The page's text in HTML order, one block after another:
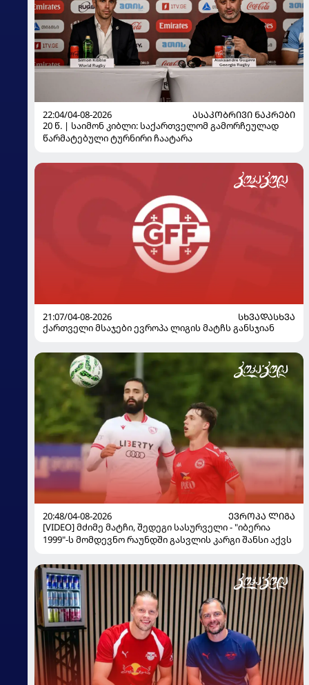
22:04/04-08-2026
ᲐᲡᲐᲙᲝᲑᲠᲘᲕᲘ ᲜᲐᲙᲠᲔᲑᲘ
20 წ. | საიმონ კიბლი: საქართველომ გამორჩეულად
წარმატებული ტურნირი ჩაატარა
21:07/04-08-2026
ᲡᲮᲕᲐᲓᲐᲡᲮᲕᲐ
ქართველი მსაჯები ევროპა ლიგის მატჩს განსჯიან
20:48/04-08-2026
ᲔᲕᲠᲝᲞᲐ ᲚᲘᲒᲐ
[VIDEO] მძიმე მატჩი, შედეგი სასურველი - "იბერია
1999"-ს მომდევნო რაუნდში გასვლის კარგი შანსი აქვს